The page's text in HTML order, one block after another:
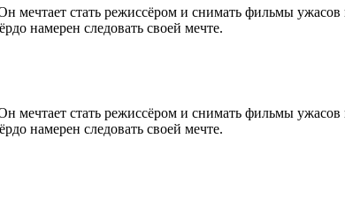
мечтает стать режиссёром и снимать фильмы
намерен следовать своей мечте.
мечтает стать режиссёром и снимать фильмы
намерен следовать своей мечте.